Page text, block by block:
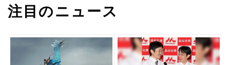
注目のニュース